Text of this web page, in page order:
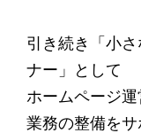
引き続き「小
ナー」として
ホームページ
業務の整備を